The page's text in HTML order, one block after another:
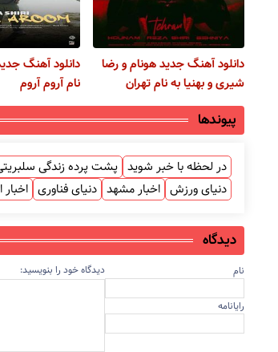
دانلود آهنگ جدید هونام و رضا
شیری و بهنیا به نام تهران
دانلود آهنگ
نام آروم آروم
پیوندها
در لحظه با خبر شوید پشت پرده زندگی
دنیای ورزش اخبار مشهد دنیای فناوری
دیدگاه
نام
رایانامه
دیدگاه خود را بنویسید: